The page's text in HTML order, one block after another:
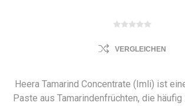
VERGLEICHEN
Heera Tamarind Concentrate (Imli) ist
Paste aus Tamarindenfrüchten, die